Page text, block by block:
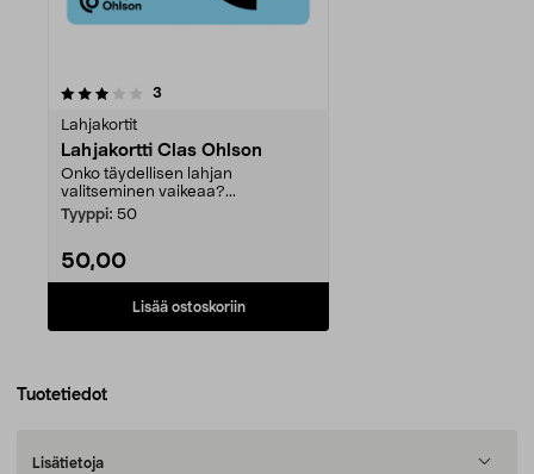
3
Lahjakortit
Lahjakortti Clas Ohlson
Onko täydellisen lahjan
valitseminen vaikeaa?...
Tyyppi: 50
50,00
Lisää ostoskoriin
Tuotetiedot
Lisätietoja